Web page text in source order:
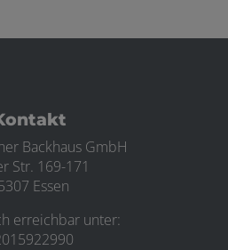
Backhaus GmbH
Str. 169-171
Essen
erreichbar unter: